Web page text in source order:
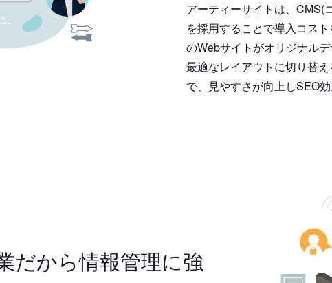
アーティーサイトは、CMS(
を採用することで導入コス
のWebサイトがオリジナル
最適なレイアウトに切り替
で、見やすさが向上しSEO
だから情報管理に強